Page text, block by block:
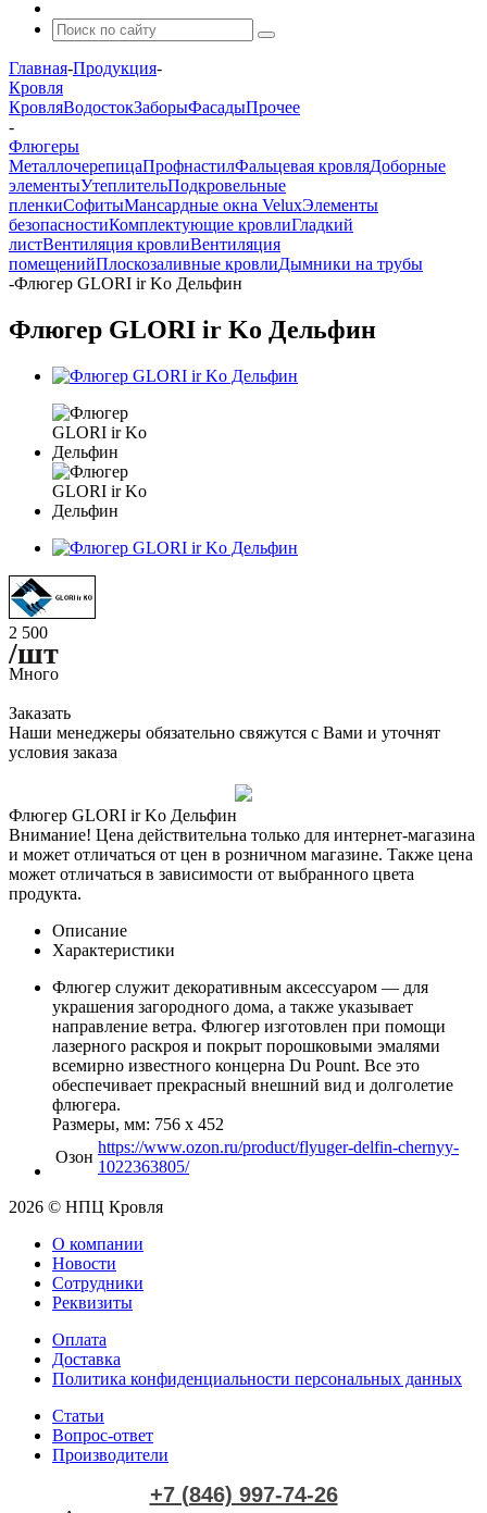
Главная-Продукция-
Кровля
КровляВодостокЗаборыФасадыПрочее
-
Флюгеры
МеталлочерепицаПрофнастилФальцевая кровляДоборные
элементыУтеплительПодкровельные
пленкиСофитыМансардные окна VeluxЭлементы
безопасностиКомплектующие кровлиГладкий
листВентиляция кровлиВентиляция
помещенийПлоскозаливные кровлиДымники на трубы
-Флюгер GLORI ir Ko Дельфин
Флюгер GLORI ir Ko Дельфин
2 500
/шт
Много
Заказать
Наши менеджеры обязательно свяжутся с Вами и уточнят
условия заказа
Флюгер GLORI ir Ko Дельфин
Внимание! Цена действительна только для интернет-магазина
и может отличаться от цен в розничном магазине. Также цена
может отличаться в зависимости от выбранного цвета
продукта.
Описание
Характеристики
Флюгер служит декоративным аксессуаром — для
украшения загородного дома, а также указывает
направление ветра. Флюгер изготовлен при помощи
лазерного раскроя и покрыт порошковыми эмалями
всемирно известного концерна Du Рount. Все это
обеспечивает прекрасный внешний вид и долголетие
флюгера.
Размеры, мм: 756 х 452
Озон
https://www.ozon.ru/product/flyuger-delfin-chernyy-
1022363805/
2026 © НПЦ Кровля
О компании
Новости
Сотрудники
Реквизиты
Оплата
Доставка
Политика конфиденциальности персональных данных
Статьи
Вопрос-ответ
Производители
+7 (846) 997-74-26